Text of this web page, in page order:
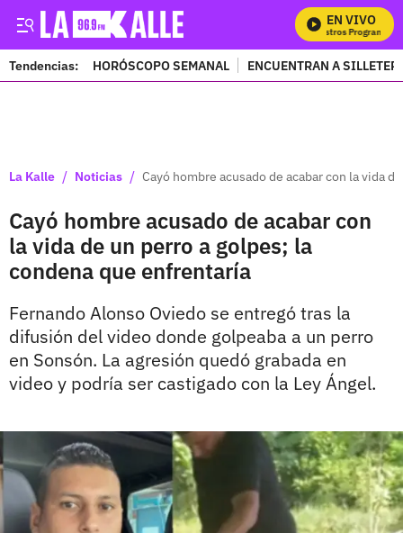
EN VIVO
Tendencias: HORÓSCOPO SEMANAL ENCUENTRAN A
La Kalle / Noticias / Cayó hombre acusado de acabar con la vida
Cayó hombre acusado de acabar con
la vida de un perro a golpes; la
condena que enfrentaría
Fernando Alonso Oviedo se entregó tras la
difusión del video donde golpeaba a un perro
en Sonsón. La agresión quedó grabada en
video y podría ser castigado con la Ley Ángel.